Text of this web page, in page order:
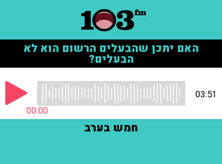
האם יתכן שהבעלים הרשום הוא לא
הבעלים?
00:00
03:51
חמש בערב